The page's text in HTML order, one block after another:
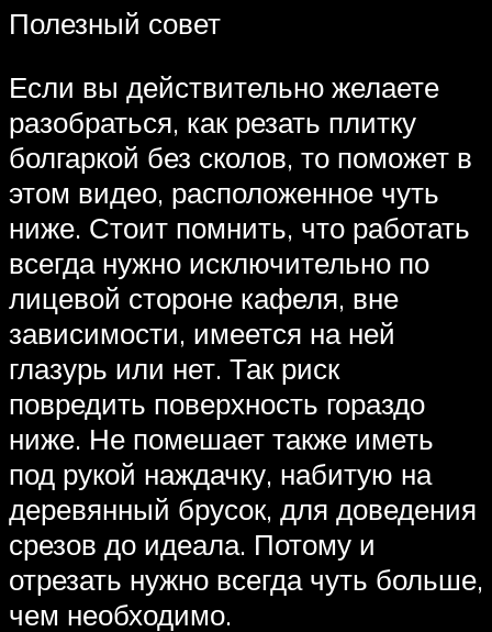
Полезный совет
Если вы действительно желаете
разобраться, как резать плитку
болгаркой без сколов, то поможет в
этом видео, расположенное чуть
ниже. Стоит помнить, что работать
всегда нужно исключительно по
лицевой стороне кафеля, вне
зависимости, имеется на ней
глазурь или нет. Так риск
повредить поверхность гораздо
ниже. Не помешает также иметь
под рукой наждачку, набитую на
деревянный брусок, для доведения
срезов до идеала. Потому и
отрезать нужно всегда чуть больше,
чем необходимо.